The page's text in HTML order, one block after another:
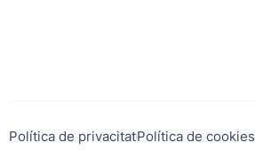
Política de privacitatPolítica de cookies